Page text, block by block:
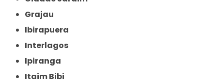
Grajau
Ibirapuera
Interlagos
Ipiranga
Itaim Bibi